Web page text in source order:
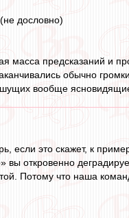
дословно)
масса предсказаний и
обычно
вообще
если это скажет, к
вы откровенно
Потому что наша